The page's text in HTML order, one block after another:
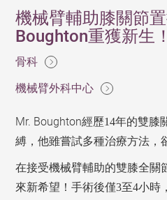
機械臂輔助膝關節
Boughton重獲新生！
骨科
機械臂外科中心
Mr. Boughton經歷14年的雙膝
縛，他雖嘗試多種治療方法，
在接受機械臂輔助的雙膝全關
來新希望！手術後僅3至4小時